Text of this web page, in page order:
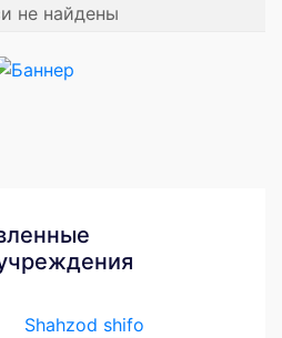
не найдены
Shahzod shifo